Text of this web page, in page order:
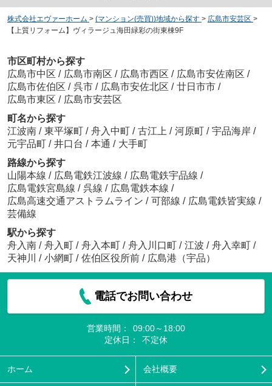
株式会社エヴァーホーム > (マンション(売買))地域から探す > 広島市安芸区 >
【上質リフォーム】ヴィラージュ海田緑彩の街東棟9F
市区町村から探す
広島市中区 / 広島市南区 / 広島市西区 / 広島市安佐南区 /
広島市佐伯区 / 呉市 / 広島市安佐北区 / 廿日市市 /
広島市東区 / 広島市安芸区
町名から探す
江波南 / 東平塚町 / 舟入中町 / 古江上 / 河原町 / 宇品海岸 /
元宇品町 / 井口台 / 本通 / 大手町
路線から探す
山陽本線 / 広島電鉄江波線 / 広島電鉄宇品線 /
広島電鉄宮島線 / 呉線 / 広島電鉄本線 /
広島高速交通アストラムライン / 可部線 / 広島電鉄皆実線 /
芸備線
駅から探す
舟入南 / 舟入町 / 舟入本町 / 舟入川口町 / 江波 / 舟入幸町 /
天神川
/ 小網町 / 佐伯区役所前 / 広島港（宇品）
電話でお問い合わせ
営業時間：
09:00～18:00
定休日：
不定休
ホーム 会社概要